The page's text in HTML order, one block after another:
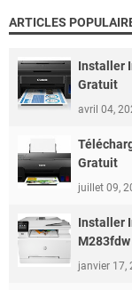
ARTICLES
Installer
Gratuit
avril 04,
Gratuit
juillet 09,
Installer
janvier 17,